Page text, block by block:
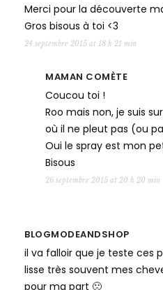
Merci pour la découverte
Gros bisous à toi <3
24 septembre 2015 at 18 h 21 min
MAMAN COMÈTE
Coucou toi !
Roo mais non, je suis
où il ne pleut pas (ou
Oui le spray est mon
Bisous
26 septembre 2015 at 20 h 20 min
BLOGMODEANDSHOP
il va falloir que je teste ces
lisse très souvent mes
pour ma part 🙁